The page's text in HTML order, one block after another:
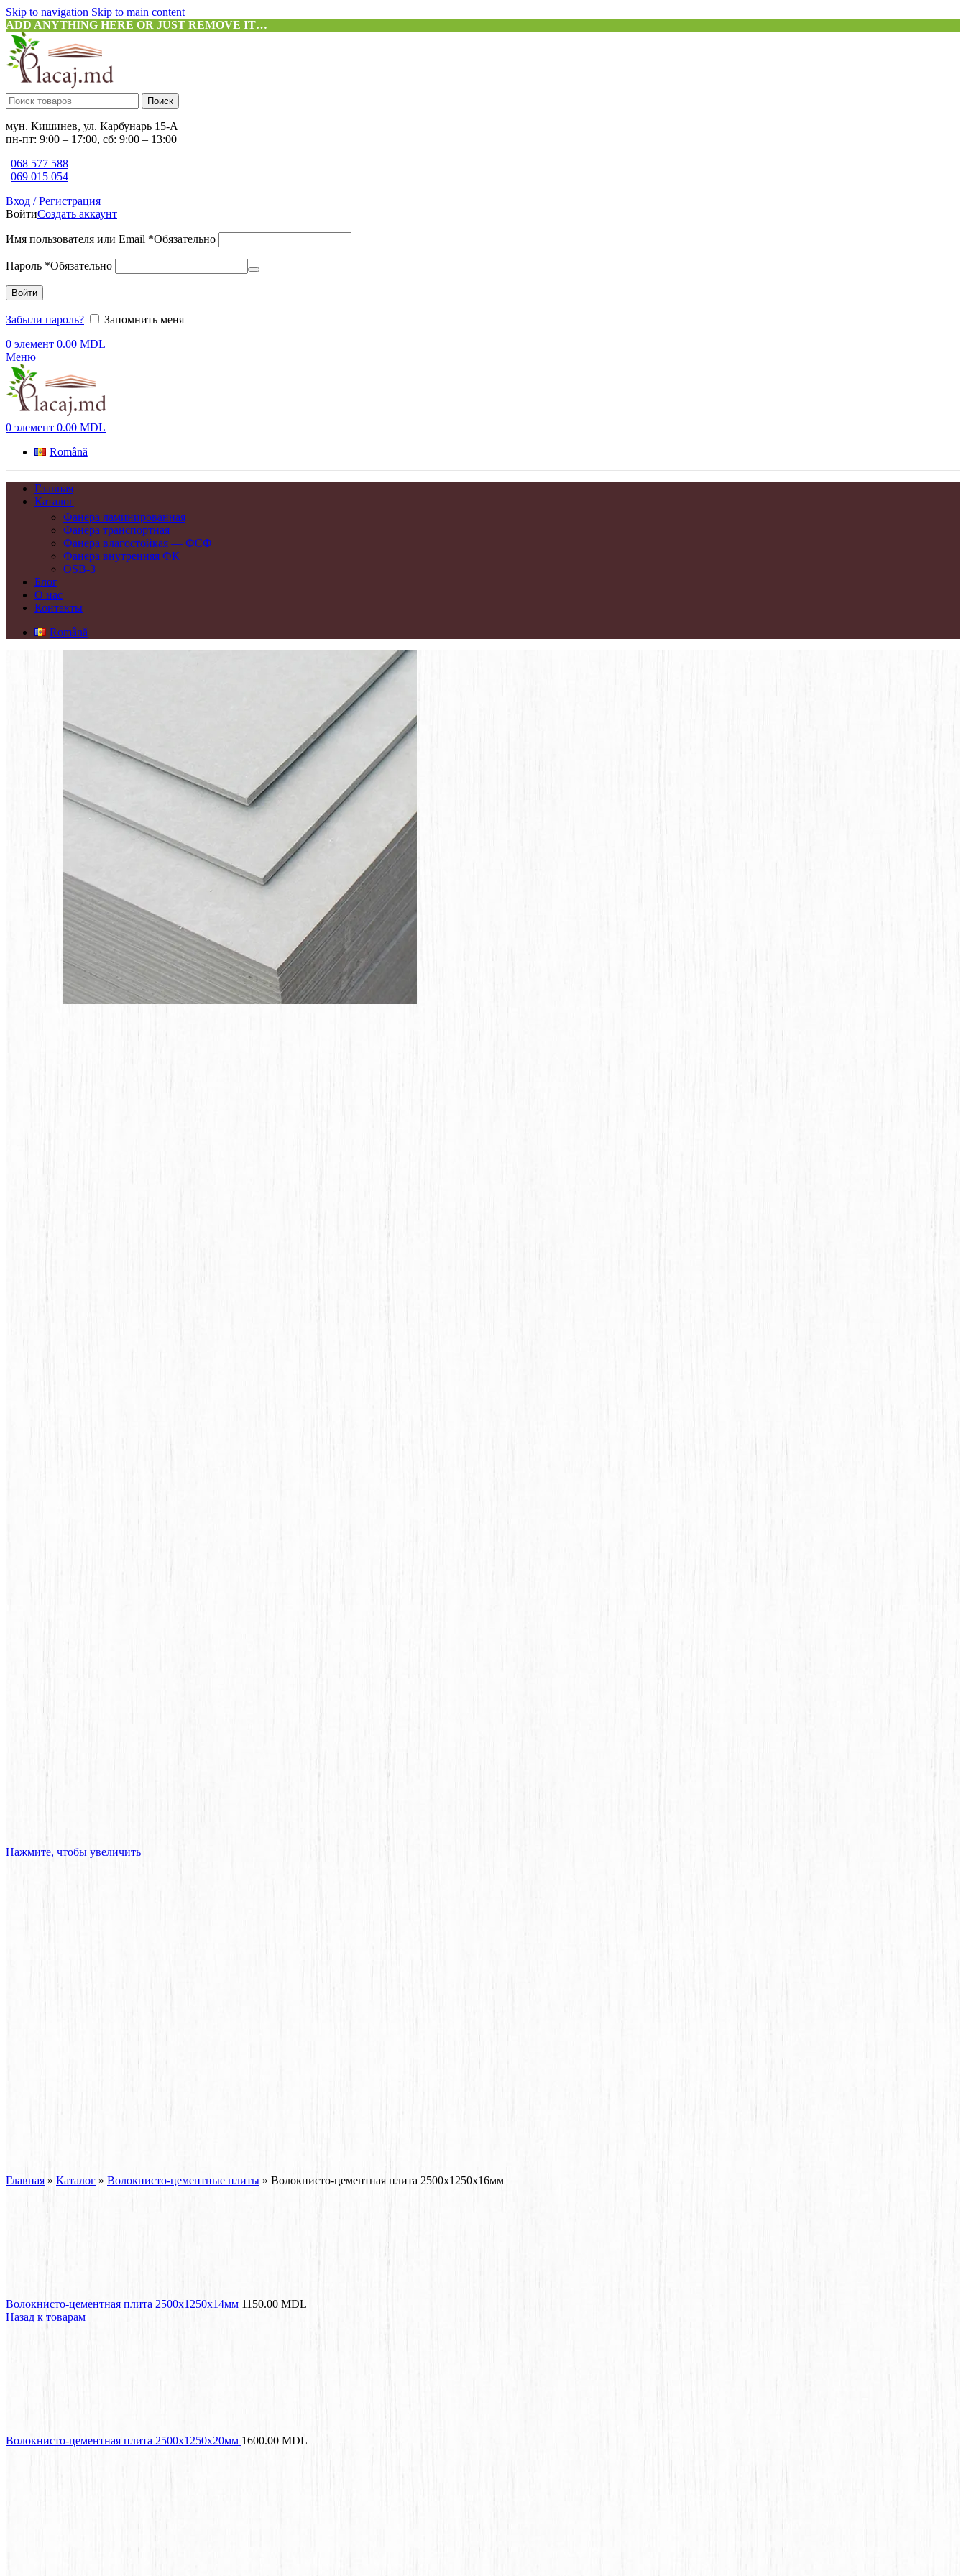
Skip to navigation Skip to main content
ADD ANYTHING HERE OR JUST REMOVE IT…
Поиск
мун. Кишинев, ул. Карбунарь 15-А
пн-пт: 9:00 – 17:00, сб: 9:00 – 13:00
068 577 588
069 015 054
Вход / Регистрация
ВойтиСоздать аккаунт
Имя пользователя или Email *Обязательно
Пароль *Обязательно
Войти
Забыли пароль?
Запомнить меня
0 элемент 0.00 MDL
Меню
0 элемент 0.00 MDL
Română
Главная
Каталог
Фанера ламинированная
Фанера транспортная
Фанера влагостойкая — ФСФ
Фанера внутренняя ФК
OSB-3
Блог
О нас
Контакты
Română
Нажмите, чтобы увеличить
Главная » Каталог » Волокнисто-цементные плиты » Волокнисто-цементная плита 2500x1250x16мм
Волокнисто-цементная плита 2500x1250x14мм 1150.00 MDL
Назад к товарам
Волокнисто-цементная плита 2500x1250x20мм 1600.00 MDL